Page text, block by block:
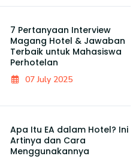
7 Pertanyaan Interview
Magang Hotel & Jawaban
Terbaik untuk Mahasiswa
Perhotelan
07 July 2025
Apa Itu EA dalam Hotel? Ini
Artinya dan Cara
Menggunakannya